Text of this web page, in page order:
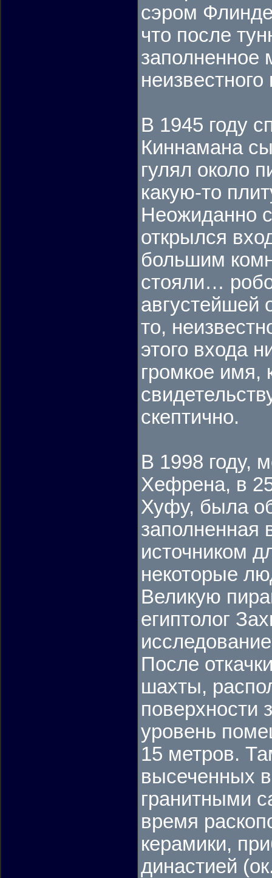
сэром
что после
заполненное
В 1945 году
Киннамана
гулял около
какую-то
Неожиданно
открылся
большим
стояли…
августейшей
то,
этого входа
громкое имя,
скептично.
В 1998 году,
Хефрена, в
Хуфу, была
заполненная
источником
некоторые
Великую
египтолог
После
шахты,
поверхности
уровень
15 метров.
высеченных
гранитными
время
керамики,
династией